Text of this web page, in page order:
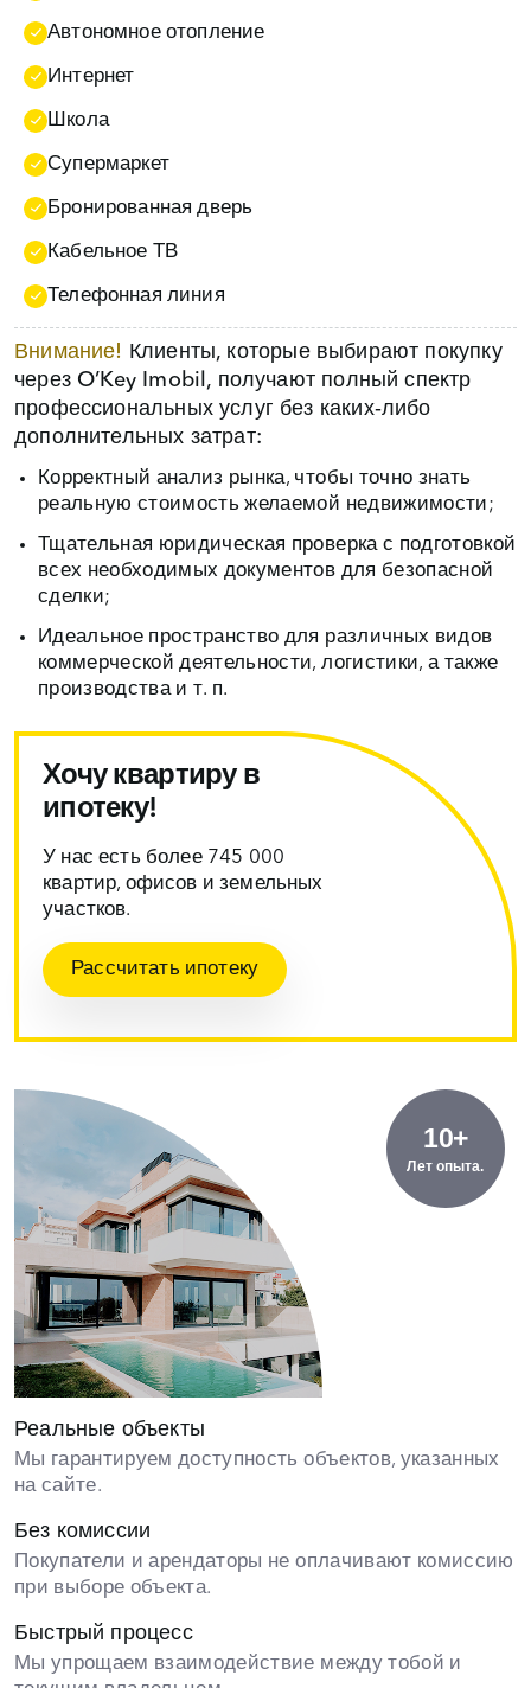
Автономное отопление
Интернет
Школа
Супермаркет
Бронированная дверь
Кабельное ТВ
Телефонная линия
Внимание!
Клиенты, которые выбирают покупку
через O’Key Imobil, получают полный спектр
профессиональных услуг без каких‑либо
дополнительных затрат:
Корректный анализ рынка, чтобы точно знать
реальную стоимость желаемой недвижимости;
Тщательная юридическая проверка с подготовкой
всех необходимых документов для безопасной
сделки;
Идеальное пространство для различных видов
коммерческой деятельности, логистики, а также
производства и т. п.
Хочу квартиру в
ипотеку!
У нас есть более 745 000
квартир, офисов и земельных
участков.
Рассчитать ипотеку
10+
Лет опыта.
Реальные объекты
Мы гарантируем доступность объектов, указанных
на сайте.
Без комиссии
Покупатели и арендаторы не оплачивают комиссию
при выборе объекта.
Быстрый процесс
Мы упрощаем взаимодействие между тобой и